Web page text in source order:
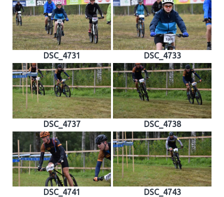
DSC_4731 DSC_4733
DSC_4737 DSC_4738
DSC_4741 DSC_4743